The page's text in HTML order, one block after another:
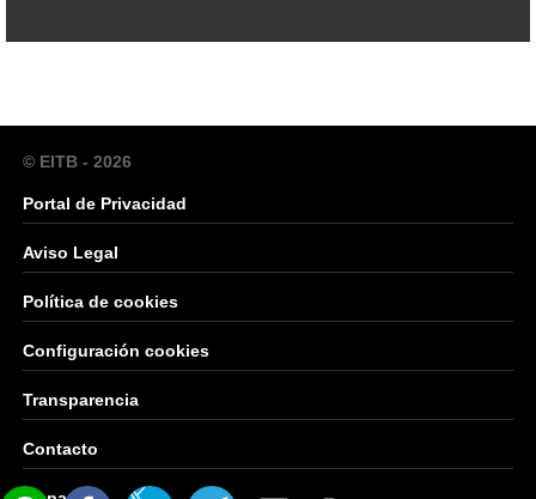
© EITB - 2026
Portal de Privacidad
Aviso Legal
Política de cookies
Configuración cookies
Transparencia
Contacto